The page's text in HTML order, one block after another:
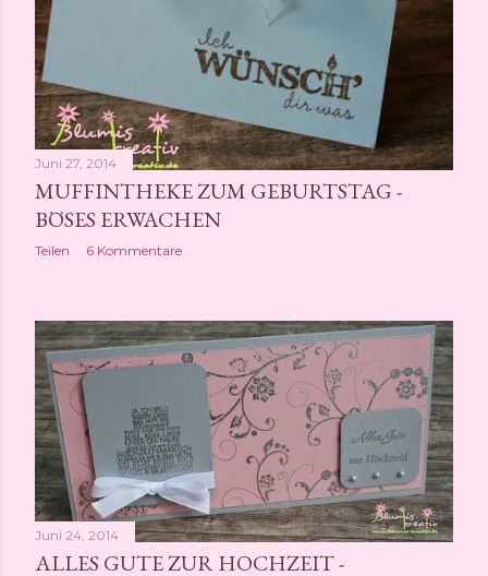
Juni 27, 2014
MUFFINTHEKE ZUM GEBURTSTAG -
BÖSES ERWACHEN
Teilen 6 Kommentare
Juni 24, 2014
ALLES GUTE ZUR HOCHZEIT -